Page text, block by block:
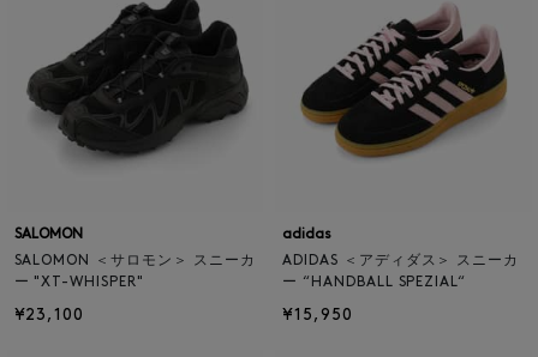
SALOMON
SALOMON ＜サロモン＞ スニーカ
ー "XT-WHISPER"
¥23,100
adidas
ADIDAS ＜アディダス＞ スニーカ
ー “HANDBALL SPEZIAL“
¥15,950